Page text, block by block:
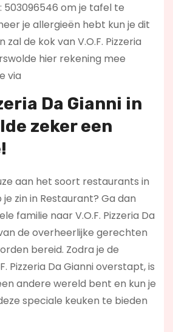
om je tafel te
je allergieën hebt kun je dit
de kok van V.O.F. Pizzeria
hier rekening mee
via
Da Gianni in
zeker een
aan het soort restaurants in
zin in Restaurant? Ga dan
familie naar V.O.F. Pizzeria Da
de overheerlijke gerechten
bereid. Zodra je de
Pizzeria Da Gianni overstapt, is
andere wereld bent en kun je
speciale keuken te bieden